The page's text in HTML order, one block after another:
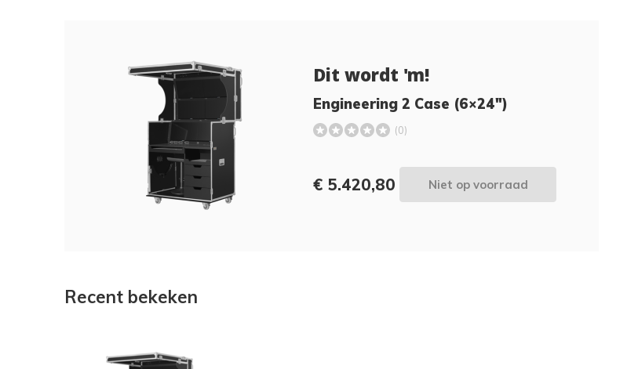
Dit wordt 'm!
Engineering 2 Case (6×24″)
(0)
€ 5.420,80 Niet op voorraad
Recent bekeken